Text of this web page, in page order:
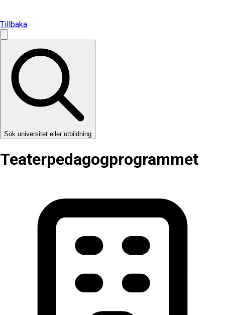
Tillbaka
Sök universitet eller utbildning
Teaterpedagog­programmet